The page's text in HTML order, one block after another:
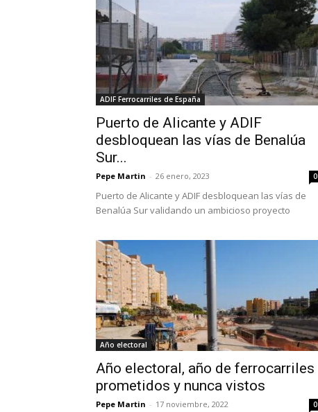
ADIF Ferrocarriles de España
Puerto de Alicante y ADIF
desbloquean las vías de Benalúa
Sur...
Pepe Martin - 26 enero, 2023 0
Puerto de Alicante y ADIF desbloquean las vías de
Benalúa Sur validando un ambicioso proyecto
Año electoral
Año electoral, año de ferrocarriles
prometidos y nunca vistos
Pepe Martin - 17 noviembre, 2022 0